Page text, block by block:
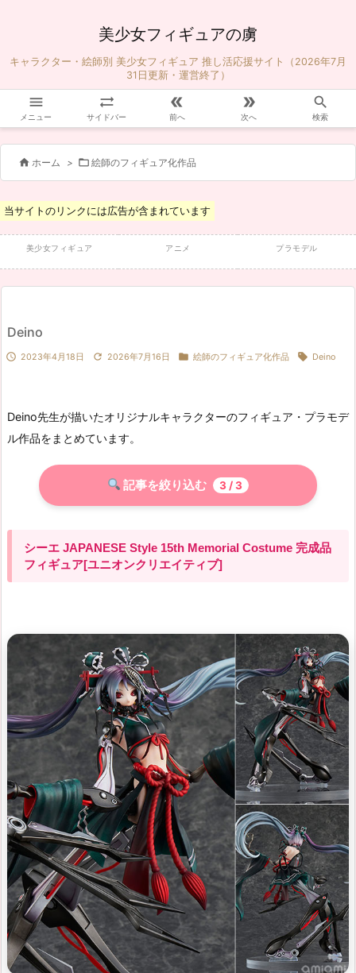
美少女フィギュアの虜
キャラクター・絵師別 美少女フィギュア 推し活応援サイト（2026年7月
31日更新・運営終了）

メニュー

サイドバー

前へ

次へ

検索
 ホーム >  絵師のフィギュア化作品
当サイトのリンクには広告が含まれています
美少女フィギュア アニメ プラモデル
Deino
 2023年4月18日  2026年7月16日  絵師のフィギュア化作品  Deino
Deino先生が描いたオリジナルキャラクターのフィギュア・プラモデ
ル作品をまとめています。
記事を絞り込む 3 / 3
シーエ JAPANESE Style 15th Memorial Costume 完成品
フィギュア[ユニオンクリエイティブ]